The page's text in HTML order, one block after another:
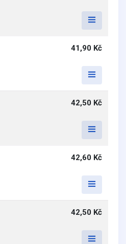
41,90 Kč
42,50 Kč
42,60 Kč
42,50 Kč